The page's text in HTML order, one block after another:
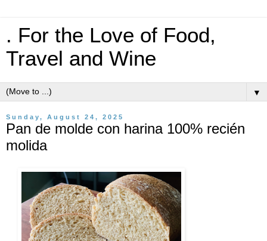
. For the Love of Food,
Travel and Wine
▼
Sunday, August 24, 2025
Pan de molde con harina 100% recién
molida